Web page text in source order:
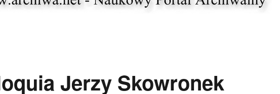
Jerzy Skowronek